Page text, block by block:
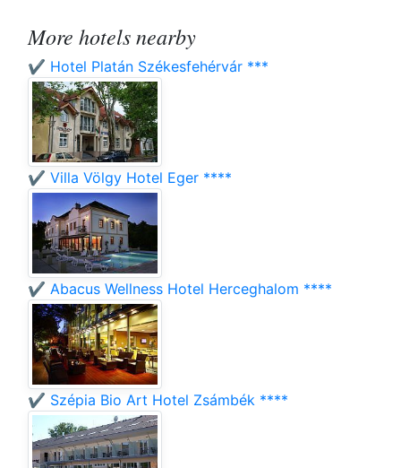
More hotels nearby
✔️ Hotel Platán Székesfehérvár ***
✔️ Villa Völgy Hotel Eger ****
✔️ Abacus Wellness Hotel Herceghalom ****
✔️ Szépia Bio Art Hotel Zsámbék ****